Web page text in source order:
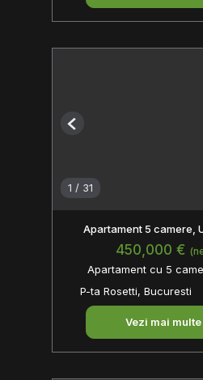
1 / 31
Previous
Apartament 5 camere,
450,000 €
Apartament cu 5
P-ta Rosetti, Bucuresti
Vezi mai